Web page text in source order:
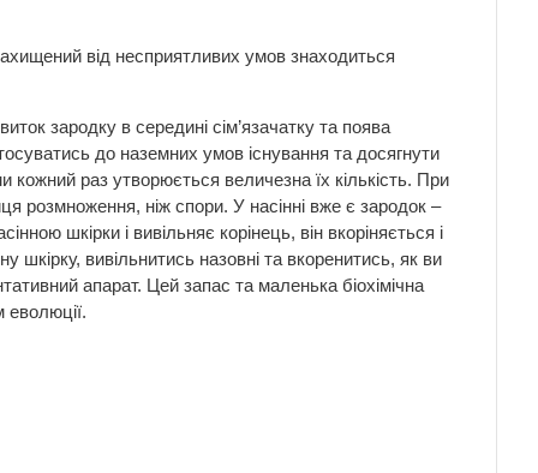
від несприятливих умов знаходиться
зародку в середині сім’язачатку та поява
до наземних умов існування та досягнути
кожний раз утворюється величезна їх кількість. При
розмноження, ніж спори. У насінні вже є зародок –
шкірки і вивільняє корінець, він вкоріняється і
шкірку, вивільнитись назовні та вкоренитись, як ви
апарат. Цей запас та маленька біохімічна